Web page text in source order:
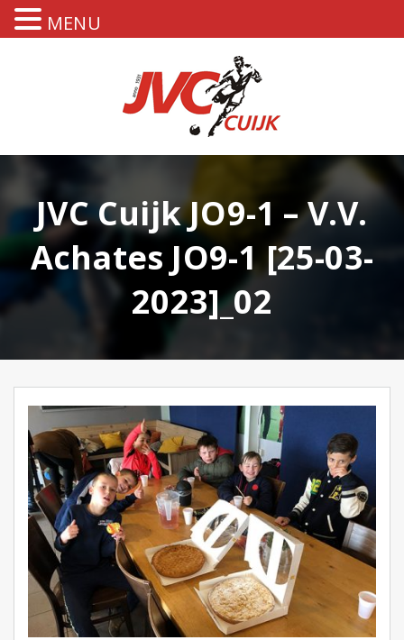
JVC Cuijk JO9-1 – V.V.
Achates JO9-1 [25-03-
2023]_02
MENU